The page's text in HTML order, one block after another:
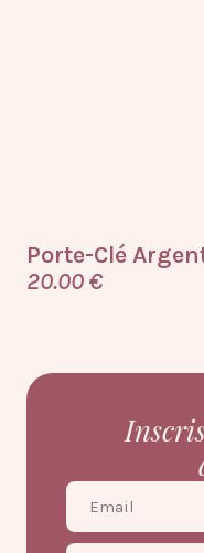
Porte-Clé
20.00€